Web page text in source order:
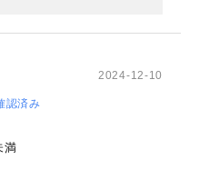
認済み
2024-12-10
満